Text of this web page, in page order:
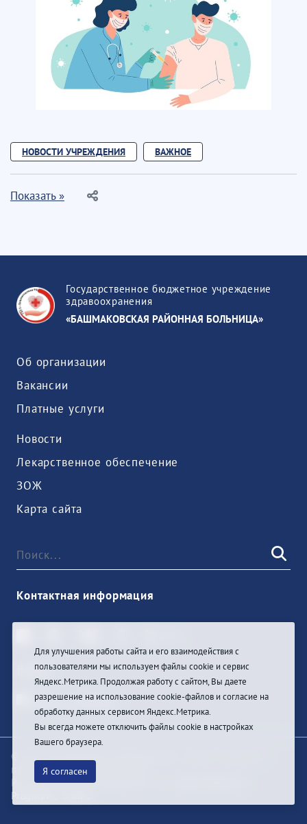
НОВОСТИ УЧРЕЖДЕНИЯ ВАЖНОЕ
Показать »
Государственное бюджетное учреждение
здравоохранения
«БАШМАКОВСКАЯ РАЙОННАЯ БОЛЬНИЦА»
Об организации
Вакансии
Платные услуги
Новости
Лекарственное обеспечение
ЗОЖ
Карта сайта
Контактная информация
Войти
© При цитировании информации с сайта ссылка на
первоисточник обязательна
Разработка и техподдержка сайта
Pragmatic Studio
Для улучшения работы сайта и его взаимодействия с
пользователями мы используем файлы cookie и сервис
Яндекс.Метрика. Продолжая работу с сайтом, Вы даете
разрешение на использование cookie-файлов и согласие на
обработку данных сервисом Яндекс.Метрика.
Вы всегда можете отключить файлы cookie в настройках
Вашего браузера.
Я согласен